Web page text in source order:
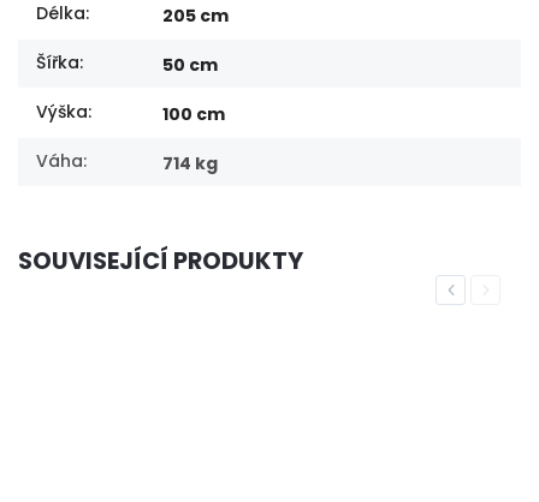
Délka:
205 cm
Šířka:
50 cm
Výška:
100 cm
Váha: 714 kg
SOUVISEJÍCÍ PRODUKTY
PreviousNext